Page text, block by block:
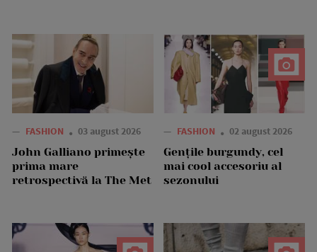
— FASHION 03 august 2026
John Galliano primește
prima mare
retrospectivă la The Met
— FASHION 02 august 2026
Gențile burgundy, cel
mai cool accesoriu al
sezonului